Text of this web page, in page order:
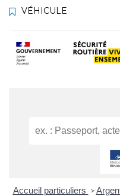
VÉHICULE
Accueil particuliers >